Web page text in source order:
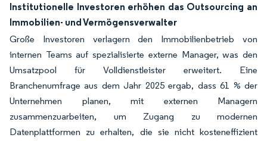
Institutionelle Investoren erhöhen das Outsourcing an
Immobilien- und Vermögensverwalter
Große Investoren verlagern den Immobilienbetrieb von
internen Teams auf spezialisierte externe Manager, was den
Umsatzpool für Volldienstleister erweitert. Eine
Branchenumfrage aus dem Jahr 2025 ergab, dass 61 % der
Unternehmen planen, mit externen Managern
zusammenzuarbeiten, um Zugang zu modernen
Datenplattformen zu erhalten, die sie nicht kosteneffizient